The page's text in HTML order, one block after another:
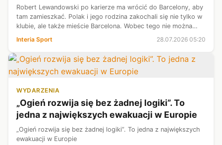
Robert Lewandowski po karierze ma wrócić do Barcelony, aby
tam zamieszkać. Polak i jego rodzina zakochali się nie tylko w
klubie, ale także mieście Barcelona. Wobec tego nie można
wykluczyć jego powrotu także do struktur "Blaugrany". O takiej
możliwo...
Interia Sport 28.07.2026 05:20
WYDARZENIA
„Ogień rozwija się bez żadnej logiki”. To
jedna z największych ewakuacji w Europie
„Ogień rozwija się bez żadnej logiki”. To jedna z największych
ewakuacji w Europie